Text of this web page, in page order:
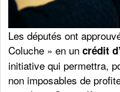
Les députés ont
Coluche » en uncrédit
initiative qui permettra,
non imposables de